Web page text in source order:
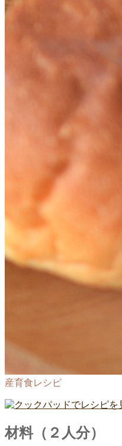
産育食レシピ
材料（２人分）